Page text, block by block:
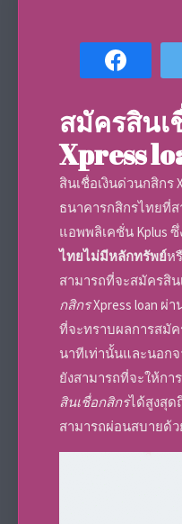
สมัครสินเ
Xpress
สินเชื่อเงินด่วนกสิกร
ธนาคารกสิกรไทยที่ส
แอพพลิเคชั่น Kplus ซึ่
ไทยไม่มีหลักทรัพย์ห
สามารถที่จะสมัครสิ
กสิกรXpress loan ผ่
ที่จะทราบผลการสมั
นาทีเท่านั้นและนอก
ยังสามารถที่จะให้กา
สินเชื่อกสิกรได้สูงสุด
สามารถผ่อนสบายด้ว